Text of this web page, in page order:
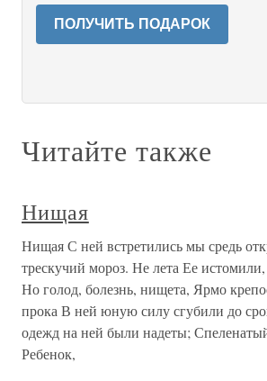
ПОЛУЧИТЬ ПОДАРОК
Читайте также
Нищая
Нищая С ней встретились мы средь
трескучий мороз. Не лета Ее истомили,
Но голод, болезнь, нищета, Ярмо
прока В ней юную силу сгубили до
одежд на ней были надеты;
Ребенок,